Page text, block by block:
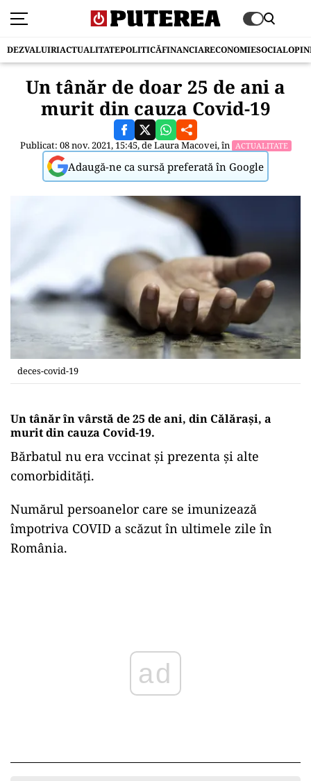
DEZVALUIRIACTUALITATEPOLITICĂFINANCIARECONOMIESOCIAL
Un tânăr de doar 25 de ani a
murit din cauza Covid-19
Publicat: 08 nov. 2021, 15:45, deLaura Macovei, în ACTUALITATE
Adaugă-ne ca sursă preferată în Google
deces-covid-19
Un tânăr în vârstă de 25 de ani, din Călărași, a
murit din cauza Covid-19.
Bărbatul nu era vccinat și prezenta și alte
comorbidități.
Numărul persoanelor care se imunizează
împotriva COVID a scăzut în ultimele zile în
România.
ad